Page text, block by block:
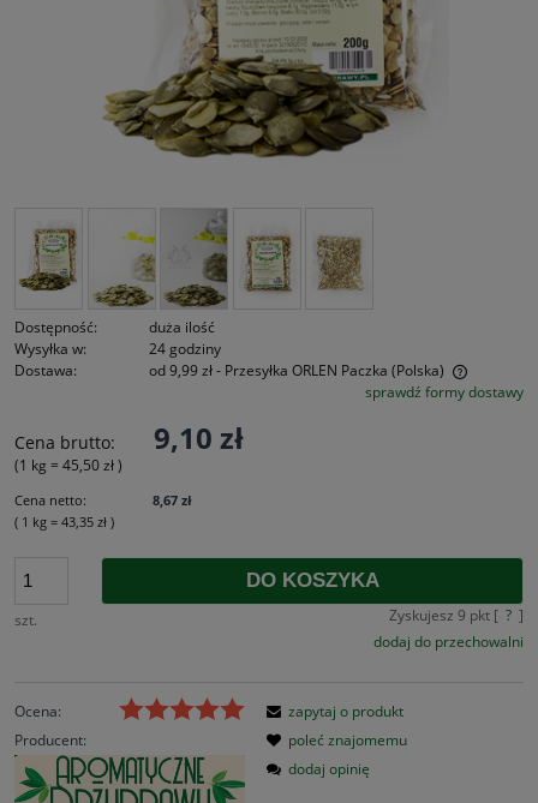
Dostępność:
duża ilość
Wysyłka w:
24 godziny
Dostawa:
od 9,99 zł- Przesyłka ORLEN Paczka (Polska)
Cena nie zawiera ewentualnych kosztów płatnościsprawdź formy dostawy
Cena brutto: 9,10 zł
(1 kg = 45,50 zł)
Cena netto:
8,67 zł
( 1 kg = 43,35 zł )
szt.
DO KOSZYKA
Zyskujesz 9 pkt [ ? ]
dodaj do przechowalni
Ocena:
Producent:
zapytaj o produkt
poleć znajomemu
dodaj opinię